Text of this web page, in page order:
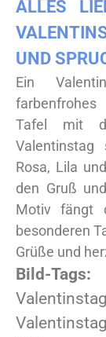
ALLES
ND
Ein
Tafel mit
Rosa, Lila
den Gruß
Motiv fängt
besonderen
Grüße und
Bild-